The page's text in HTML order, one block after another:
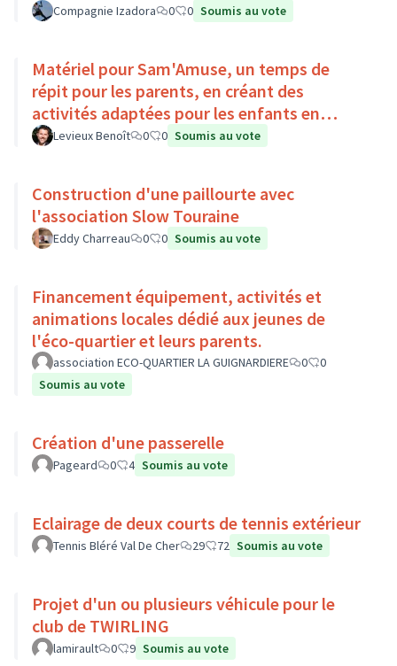
Compagnie Izadora 0 0 Soumis au vote
Matériel pour Sam'Amuse, un temps de
répit pour les parents, en créant des
activités adaptées pour les enfants en
situation de handicap
Levieux Benoît 0 0 Soumis au vote
Construction d'une paillourte avec
l'association Slow Touraine
Eddy Charreau 0 0 Soumis au vote
Financement équipement, activités et
animations locales dédié aux jeunes de
l'éco-quartier et leurs parents.
association ECO-QUARTIER LA GUIGNARDIERE 0
0
Soumis au vote
Création d'une passerelle
Pageard 0 4 Soumis au vote
Eclairage de deux courts de tennis extérieur
Tennis Bléré Val De Cher 29 72 Soumis au vote
Projet d'un ou plusieurs véhicule pour le
club de TWIRLING
lamirault 0 9 Soumis au vote